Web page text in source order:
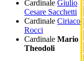
Cardinale Giulio
Cesare Sacchetti
Cardinale Ciriaco
Rocci
Cardinale Mario
Theodoli